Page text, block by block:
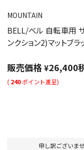
MOUNTAIN
BELL/ベル 自転車用
ンクション2)マットブラ
販売価格¥26,400
( 240ポイント進呈)
申し訳ございま